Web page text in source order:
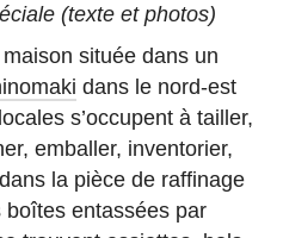
(texte et photos)
maison située dans un
dans le nord-est
s’occupent à tailler,
emballer, inventorier,
la pièce de raffinage
entassées par